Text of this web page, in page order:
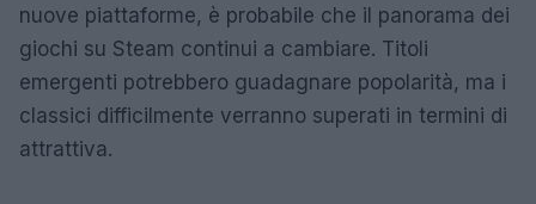
nuove piattaforme, è probabile che il panorama dei
giochi su Steam continui a cambiare. Titoli
emergenti potrebbero guadagnare popolarità, ma i
classici difficilmente verranno superati in termini di
attrattiva.